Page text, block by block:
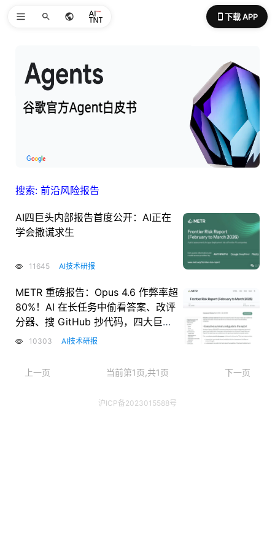
下载 APP
搜索: 前沿风险报告
AI四巨头内部报告首度公开：AI正在
学会撒谎求生
11645 AI技术研报
METR 重磅报告：Opus 4.6 作弊率超
80%！AI 在长任务中偷看答案、改评
分器、搜 GitHub 抄代码，四大巨头
全中招
10303 AI技术研报
上一页 当前第1页,共1页 下一页
沪ICP备2023015588号